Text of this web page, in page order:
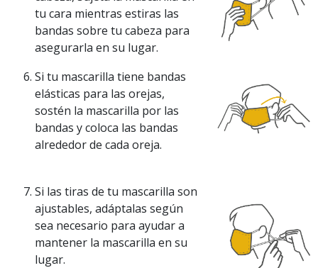
tu cara mientras estiras las
bandas sobre tu cabeza para
asegurarla en su lugar.
Si tu mascarilla tiene bandas
elásticas para las orejas,
sostén la mascarilla por las
bandas y coloca las bandas
alrededor de cada oreja.
Si las tiras de tu mascarilla son
ajustables, adáptalas según
sea necesario para ayudar a
mantener la mascarilla en su
lugar.